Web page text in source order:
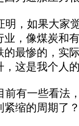
，如果大家
，像煤炭和
最惨的，实
这是我个人
有一些看法
缩的周期了